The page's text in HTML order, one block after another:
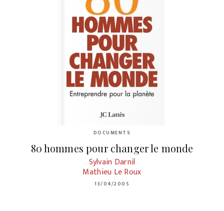
DOCUMENTS
80 hommes pour changer le monde
Sylvain Darnil
Mathieu Le Roux
13/04/2005